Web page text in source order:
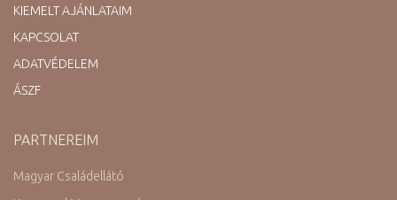
KIEMELT AJÁNLATAIM
KAPCSOLAT
ADATVÉDELEM
ÁSZF
PARTNEREIM
Magyar Családellátó